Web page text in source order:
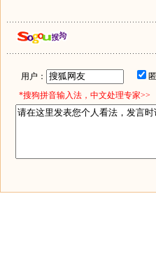
用户：
*搜狗拼音输入法，中文处理专家>>